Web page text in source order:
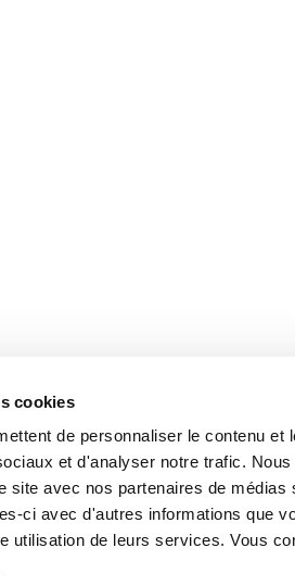
cookies
de personnaliser le contenu et
et d'analyser notre trafic.
site avec nos partenaires de
ci avec d'autres informations que
utilisation de leurs services. Vous